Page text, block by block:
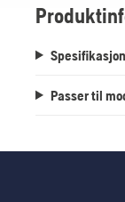
Passer til